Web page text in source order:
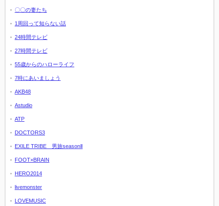
〇〇の妻たち
1周回って知らない話
24時間テレビ
27時間テレビ
55歳からのハローライフ
7時にあいましょう
AKB48
Astudio
ATP
DOCTORS3
EXILE TRIBE 男旅seasonⅡ
FOOT×BRAIN
HERO2014
livemonster
LOVEMUSIC